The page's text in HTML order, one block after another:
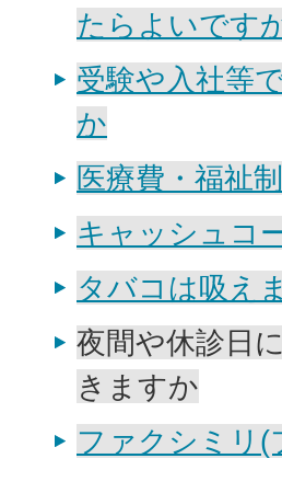
たらよいです
受験や入社等
か
医療費・福祉
キャッシュコ
タバコは吸え
夜間や休診日
きますか
ファクシミリ(